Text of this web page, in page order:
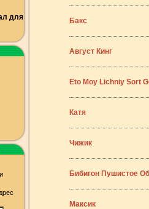
для
Бакс
Август Кинг
Eto Moy Lichniy Sort
Катя
Чижик
Бибигон Пушистое
Максик